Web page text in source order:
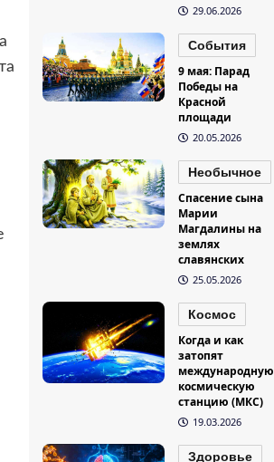
29.06.2026
События
9 мая: Парад
Победы на
Красной
площади
20.05.2026
Необычное
Спасение сына
Марии
Магдалины на
землях
славянских
25.05.2026
Космос
Когда и как
затопят
международную
космическую
станцию (МКС)
19.03.2026
Здоровье